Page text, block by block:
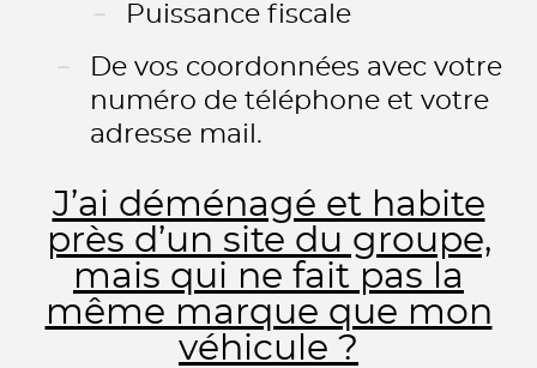
Puissance fiscale
De vos coordonnées avec votre
numéro de téléphone et votre
adresse mail.
J’ai déménagé et habite
près d’un site du groupe,
mais qui ne fait pas la
même marque que mon
véhicule ?